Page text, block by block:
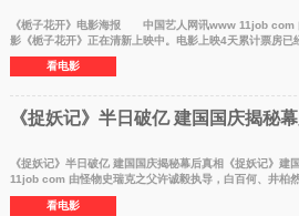
《栀子花开》电影海报 中国艺人网讯www 11job com 由何炅导演，李易峰、张慧雯主演的电
影《栀子花开》正在清新上映中。电影上映4天累计票房
开》也因此成为
看电影
《捉妖记》半日破亿 建国国庆揭秘
《捉妖记》半日破亿 建国国庆揭秘幕后真相《捉妖记
11job com 由怪物史瑞克之父许诚毅执导，白百何、井柏然领衔主演，同时汇集姜武、钟汉良、
汤唯 、姚
看电影